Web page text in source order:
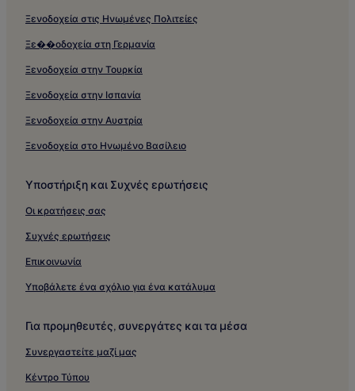
Ξενοδοχεία στις Ηνωμένες Πολιτείες
Ξε��οδοχεία στη Γερμανία
Ξενοδοχεία στην Τουρκία
Ξενοδοχεία στην Ισπανία
Ξενοδοχεία στην Αυστρία
Ξενοδοχεία στο Ηνωμένο Βασίλειο
Υποστήριξη και Συχνές ερωτήσεις
Οι κρατήσεις σας
Συχνές ερωτήσεις
Επικοινωνία
Υποβάλετε ένα σχόλιο για ένα κατάλυμα
Για προμηθευτές, συνεργάτες και τα μέσα
Συνεργαστείτε μαζί μας
Κέντρο Τύπου